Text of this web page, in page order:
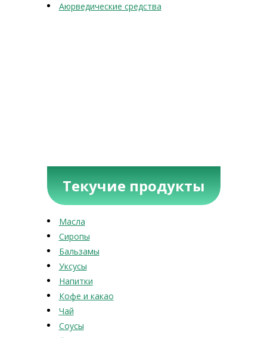
Аюрведические средства
Текучие продукты
Масла
Сиропы
Бальзамы
Уксусы
Напитки
Кофе и какао
Чай
Соусы